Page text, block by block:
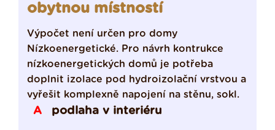
obytnou místností
Výpočet není určen pro domy
Nízkoenergetické. Pro návrh kontrukce
nízkoenergetických domů je potřeba
doplnit izolace pod hydroizolační vrstvou a
vyřešit komplexně napojení na stěnu, sokl.
A podlaha v interiéru